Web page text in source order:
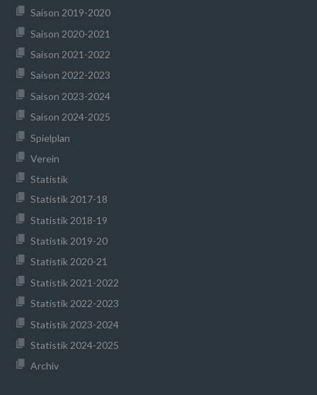
Saison 2019-2020
Saison 2020-2021
Saison 2021-2022
Saison 2022-2023
Saison 2023-2024
Saison 2024-2025
Spielplan
Verein
Statistik
Statistik 2017-18
Statistik 2018-19
Statistik 2019-20
Statistik 2020-21
Statistik 2021-2022
Statistik 2022-2023
Statistik 2023-2024
Statistik 2024-2025
Archiv